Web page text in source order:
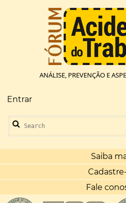
ANÁLISE, PREVENÇÃO E
Menu
de
conta
de
usuário
Entrar
Search
Saiba
Fale